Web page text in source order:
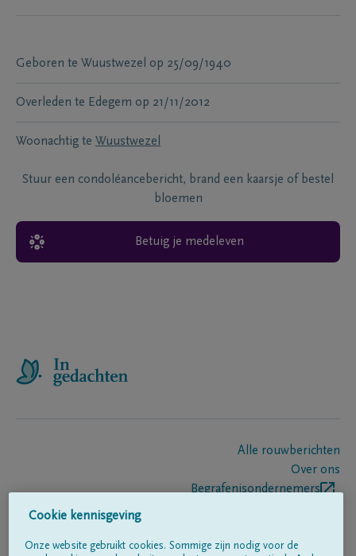
Geboren te Wuustwezel op 25/09/1940
Overleden te Edegem op 21/11/2012
Woonachtig te Wuustwezel
Stuur een condoléancebericht, brand een kaarsje of bestel
bloemen
Betuig je medeleven
Alle rouwberichten
Over ons
Begrafenisondernemers
Cookie kennisgeving
Onze website gebruikt cookies. Sommige zijn nodig voor de